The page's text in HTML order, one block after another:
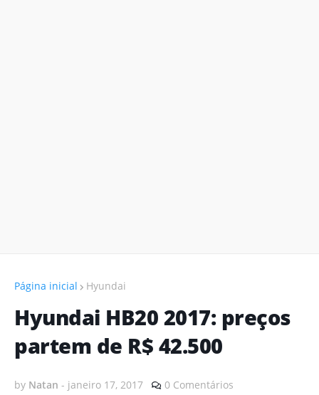
Página inicial Hyundai
Hyundai HB20 2017: preços
partem de R$ 42.500
by Natan - janeiro 17, 2017 0 Comentários